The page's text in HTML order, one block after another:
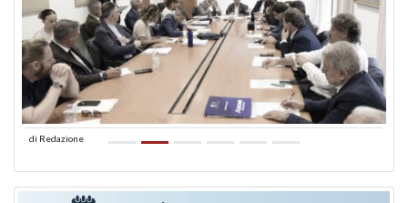
di Redazione